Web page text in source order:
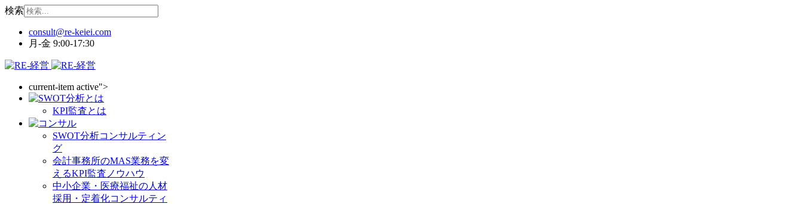
検索
月-金 9:00-17:30
current-item active">
KPI監査とは
SWOT分析コンサルティン
グ
会計事務所のMAS業務を変
えるKPI監査ノウハウ
中小企業・医療福祉の人材
採用・定着化コンサルティ